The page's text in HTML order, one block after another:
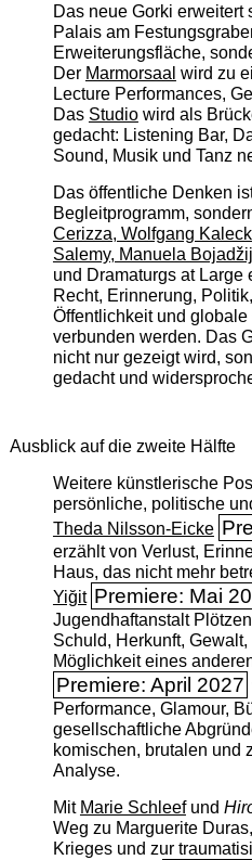
Das neue Gorki
Palais am
Erweiterungsfläche,
Der Marmorsaal wird zu
Lecture Performances,
Das Studiowird als
gedacht: Listening Bar,
Sound, Musik und Tanz
Das öffentliche Denken
Begleitprogramm,
Cerizza, Wolfgang
Salemy, Manuela
und Dramaturgs at Large
Recht, Erinnerung,
Öffentlichkeit und
verbunden werden. Das
nicht nur gezeigt wird,
gedacht und
Ausblick auf die zweite Hälfte
Weitere künstlerische
persönliche, politische
Theda Nilsson-Eicke
erzählt von Verlust,
Haus, das nicht mehr
Yiğit Premiere: Mai
Jugendhaftanstalt
Schuld, Herkunft,
Möglichkeit eines
Premiere: April 2027
Performance, Glamour,
gesellschaftliche
komischen, brutalen und
Analyse.
Mit Marie Schleefund
Weg zu Marguerite
Krieges und zur